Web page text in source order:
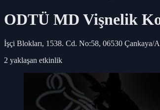
ODTÜ MD Vişnelik
İşçi Blokları, 1538. Cd. No:58, 06530 Çankaya/
2 yaklaşan etkinlik